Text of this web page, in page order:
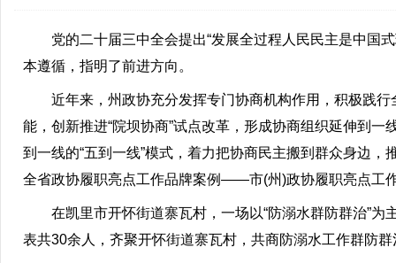
党的二十届三中全会提出“发展全过程人民民主是中国式
本遵循，指明了前进方向。
近年来，州政协充分发挥专门协商机构作用，积极践行
能，创新推进“院坝协商”试点改革，形成协商组织延伸到
到一线的“五到一线”模式，着力把协商民主搬到群众身边
全省政协履职亮点工作品牌案例——市(州)政协履职亮点工
在凯里市开怀街道寨瓦村，一场以“防溺水群防群治”为
表共30余人，齐聚开怀街道寨瓦村，共商防溺水工作群防群